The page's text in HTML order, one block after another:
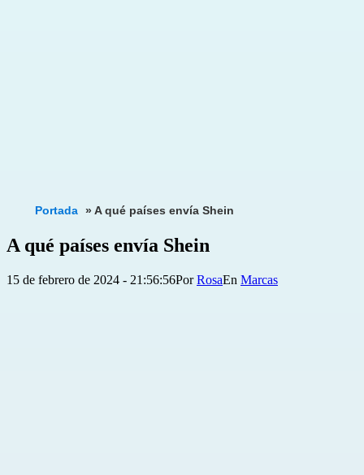
Portada »A qué países envía Shein
A qué países envía Shein
Publicada
15 de febrero de 2024 - 21:56:56PorRosa
Categorizado
Marcas